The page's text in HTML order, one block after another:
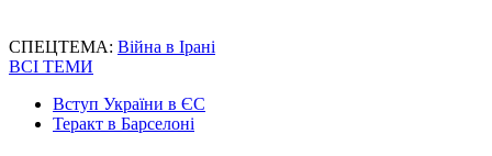
СПЕЦТЕМА: Війна в Ірані
ВСІ ТЕМИ
Вступ України в ЄС
Теракт в Барселоні